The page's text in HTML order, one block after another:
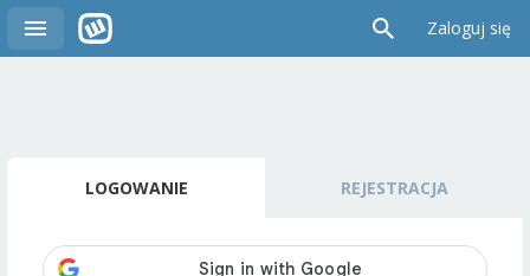
Zaloguj się
LOGOWANIE REJESTRACJA